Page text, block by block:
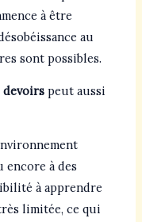
à être
au
sont possibles.
devoirspeut aussi
à des
à apprendre
limitée, ce qui